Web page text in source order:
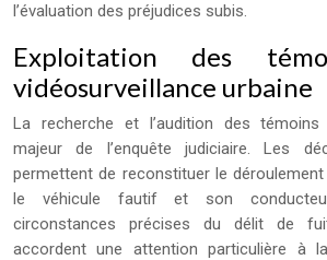
l’évaluation des préjudices subis.
Exploitation des
vidéosurveillance urbaine
La recherche et l’audition des
majeur de l’enquête judiciaire. Les
permettent de reconstituer le
le véhicule fautif et son
circonstances précises du délit de
accordent une attention particulière à